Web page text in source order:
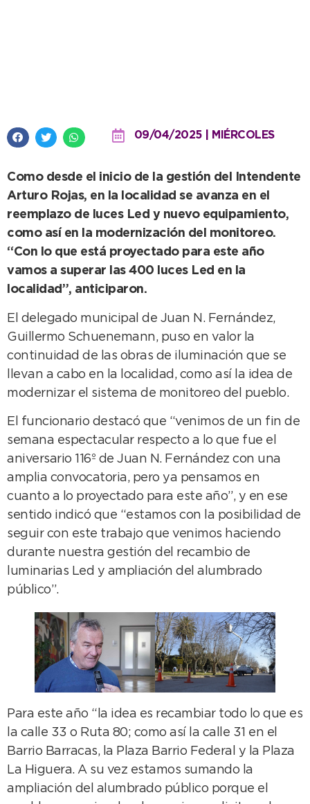
09/04/2025 | MIÉRCOLES
Como desde el inicio de la gestión del Intendente
Arturo Rojas, en la localidad se avanza en el
reemplazo de luces Led y nuevo equipamiento,
como así en la modernización del monitoreo.
“Con lo que está proyectado para este año
vamos a superar las 400 luces Led en la
localidad”, anticiparon.
El delegado municipal de Juan N. Fernández,
Guillermo Schuenemann, puso en valor la
continuidad de las obras de iluminación que se
llevan a cabo en la localidad, como así la idea de
modernizar el sistema de monitoreo del pueblo.
El funcionario destacó que “venimos de un fin de
semana espectacular respecto a lo que fue el
aniversario 116º de Juan N. Fernández con una
amplia convocatoria, pero ya pensamos en
cuanto a lo proyectado para este año”, y en ese
sentido indicó que “estamos con la posibilidad de
seguir con este trabajo que venimos haciendo
durante nuestra gestión del recambio de
luminarias Led y ampliación del alumbrado
público”.
Para este año “la idea es recambiar todo lo que es
la calle 33 o Ruta 80; como así la calle 31 en el
Barrio Barracas, la Plaza Barrio Federal y la Plaza
La Higuera. A su vez estamos sumando la
ampliación del alumbrado público porque el